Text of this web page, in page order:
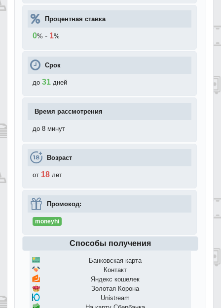
Процентная ставка
0% - 1%
Срок
до 31 дней
Время рассмотрения
до 8 минут
Возраст
от 18 лет
Промокод:
moneyhi
Способы получения
Банковская карта
Контакт
Яндекс кошелек
Золотая Корона
Unistream